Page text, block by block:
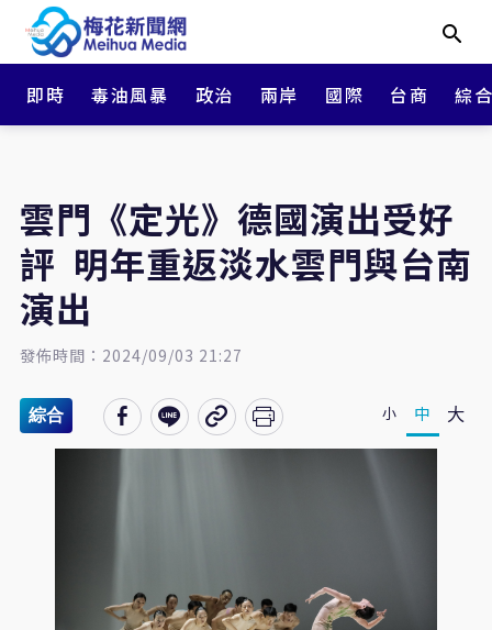
即時 毒油風暴 政治 兩岸 國際 台商 綜
雲門《定光》德國演出受好
評 明年重返淡水雲門與台南
演出
發佈時間：2024/09/03 21:27
綜合 小 中 大